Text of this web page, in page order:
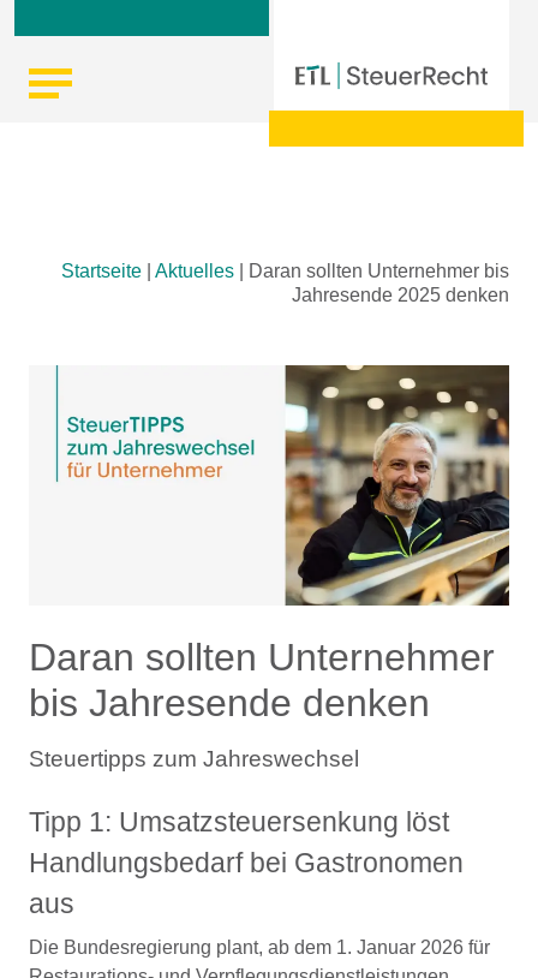
Startseite Aktuelles
Daran sollten Unternehmer bis
Jahresende 2025 denken
Daran sollten Unternehmer
bis Jahresende denken
Steuertipps zum Jahreswechsel
Tipp 1: Umsatzsteuersenkung löst
Handlungsbedarf bei Gastronomen
aus
Die Bundesregierung plant, ab dem 1. Januar 2026 für